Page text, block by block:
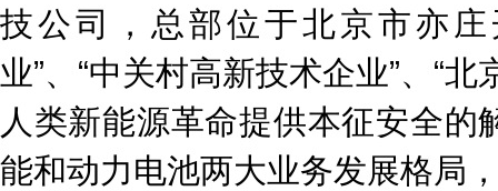
技公司，总部位于北京市亦
业”、“中关村高新技术企业”、“
人类新能源革命提供本征安全
能和动力电池两大业务发展格局